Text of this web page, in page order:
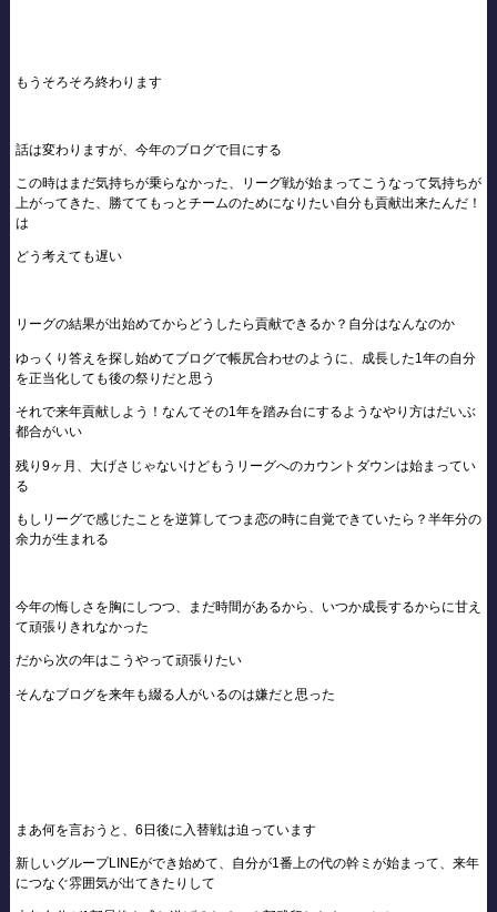
もうそろそろ終わります
話は変わりますが、今年のブログで目にする
この時はまだ気持ちが乗らなかった、リーグ戦が始まってこうなって気持ちが
上がってきた、勝ててもっとチームのためになりたい自分も貢献出来たんだ！
は
どう考えても遅い
リーグの結果が出始めてからどうしたら貢献できるか？自分はなんなのか
ゆっくり答えを探し始めてブログで帳尻合わせのように、成長した1年の自分
を正当化しても後の祭りだと思う
それで来年貢献しよう！なんてその1年を踏み台にするようなやり方はだいぶ
都合がいい
残り9ヶ月、大げさじゃないけどもうリーグへのカウントダウンは始まってい
る
もしリーグで感じたことを逆算してつま恋の時に自覚できていたら？半年分の
余力が生まれる
今年の悔しさを胸にしつつ、まだ時間があるから、いつか成長するからに甘え
て頑張りきれなかった
だから次の年はこうやって頑張りたい
そんなブログを来年も綴る人がいるのは嫌だと思った
まあ何を言おうと、6日後に入替戦は迫っています
新しいグループLINEができ始めて、自分が1番上の代の幹ミが始まって、来年
につなぐ雰囲気が出てきたりして